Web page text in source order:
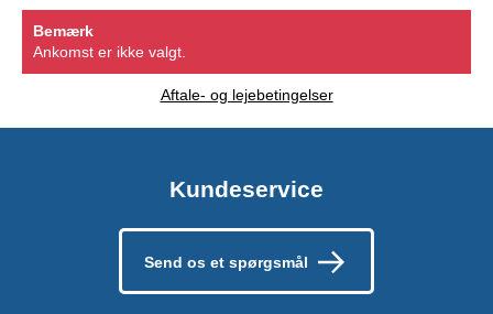
Bemærk
Ankomst er ikke valgt.
Aftale- og lejebetingelser
Kundeservice
Send os et spørgsmål